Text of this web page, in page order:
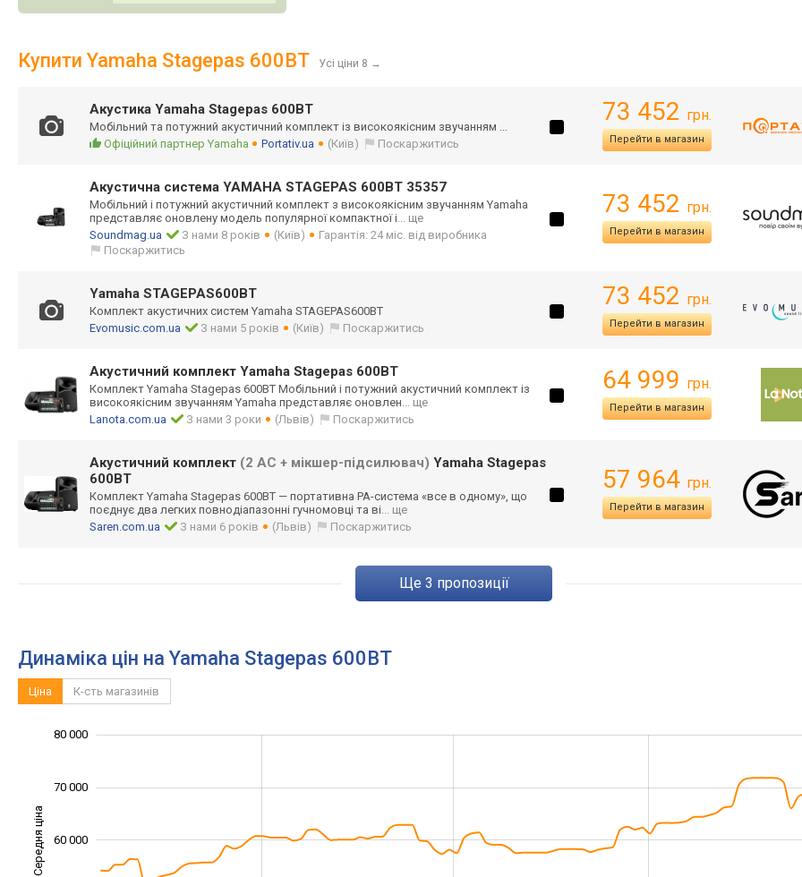
Купити Yamaha Stagepas 600BT Усі ціни 8 →
Акустика Yamaha Stagepas 600BT
Мобільний та потужний акустичний комплект із високоякісним звучанням ...
Офіційний партнер Yamaha
Portativ.ua (Київ) Поскаржитись
73 452 грн.
Перейти в магазин
Акустична система YAMAHA STAGEPAS 600BT 35357
Мобільний і потужний акустичний комплект з високоякісним звучанням Yamaha
представляє оновлену модель популярної компактної і... ще
Soundmag.ua
З нами 8 років (Київ)
Гарантія: 24 міс. від виробника
Поскаржитись
73 452 грн.
Перейти в магазин
Yamaha STAGEPAS600BT
Комплект акустичних систем Yamaha STAGEPAS600BT
Evomusic.com.ua
З нами 5 років (Київ) Поскаржитись
73 452 грн.
Перейти в магазин
Акустичний комплект Yamaha Stagepas 600BT
Комплект Yamaha Stagepas 600BT Мобільний і потужний акустичний комплект із
високоякісним звучанням Yamaha представляє оновлен... ще
Lanota.com.ua
З нами 3 роки (Львів) Поскаржитись
64 999 грн.
Перейти в магазин
Акустичний комплект (2 АС + мікшер-підсилювач) Yamaha Stagepas
600BT
Комплект Yamaha Stagepas 600BT — портативна PA-система «все в одному», що
поєднує два легких повнодіапазонні гучномовці та ві... ще
Saren.com.ua
З нами 6 років (Львів) Поскаржитись
57 964 грн.
Перейти в магазин
ще 3 пропозиції
Динаміка цін на Yamaha Stagepas 600BT
Ціна К-сть магазинів
Середня ціна 40 000
60 000
70 000
80 000